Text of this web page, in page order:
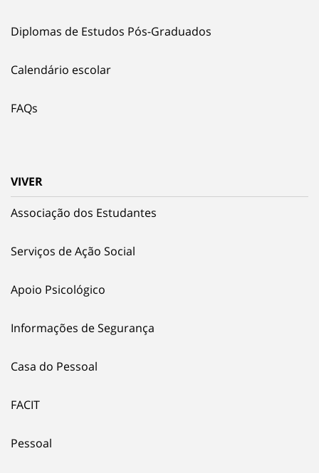
Diplomas de Estudos Pós-Graduados
Calendário escolar
FAQs
VIVER
Associação dos Estudantes
Serviços de Ação Social
Apoio Psicológico
Informações de Segurança
Casa do Pessoal
FACIT
Pessoal